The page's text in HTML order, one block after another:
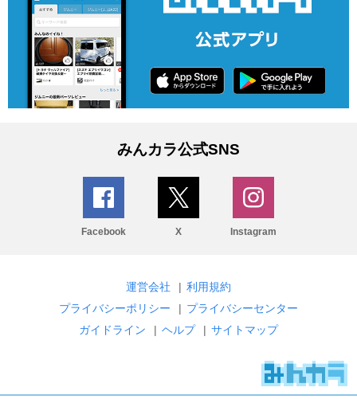
みんカラ公式SNS
Facebook X Instagram
運営会社 | 利用規約
プライバシーポリシー
| プライバシーセンター
ガイドライン
| ヘルプ | サイトマップ